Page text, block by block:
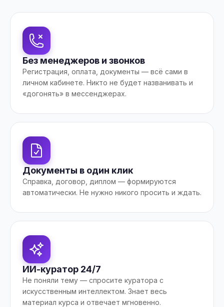
Без менеджеров и звонков
Регистрация, оплата, документы — всё сами в
личном кабинете. Никто не будет названивать и
«догонять» в мессенджерах.
Документы в один клик
Справка, договор, диплом — формируются
автоматически. Не нужно никого просить и ждать.
ИИ-куратор 24/7
Не поняли тему — спросите куратора с
искусственным интеллектом. Знает весь
материал курса и отвечает мгновенно.